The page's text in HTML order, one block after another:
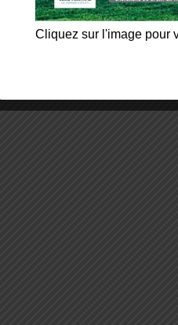
Cliquez sur l'image pour